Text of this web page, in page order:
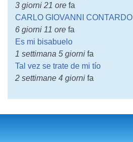
3 giorni 21 ore fa
CARLO GIOVANNI CONTARDO
6 giorni 11 ore fa
Es mi bisabuelo
1 settimana 5 giorni fa
Tal vez se trate de mi tío
2 settimane 4 giorni fa